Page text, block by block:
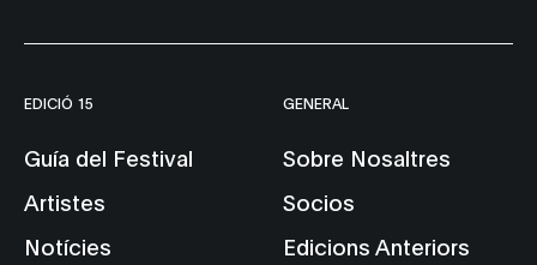
EDICIÓ 15
Guía del Festival
Artistes
Notícies
GENERAL
Sobre Nosaltres
Socios
Edicions Anteriors